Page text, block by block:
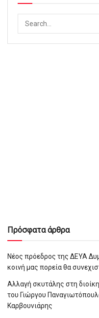
Πρόσφατα άρθρα
Νέος πρόεδρος της ΔΕΥΑ
κοινή μας πορεία θα
Αλλαγή σκυτάλης στη
του Γιώργου
Καρβουνιάρης